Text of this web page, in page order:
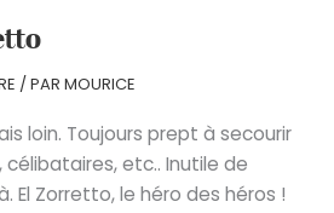
/ PAR MOURICE
loin. Toujours prept à secourir
etc.. Inutile de
El Zorretto, le héro des héros !